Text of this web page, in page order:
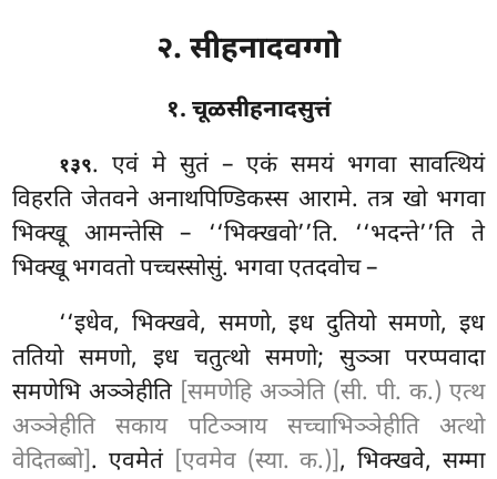
२. सीहनादवग्गो
१. चूळसीहनादसुत्तं
१३९. एवं मे सुतं – एकं समयं भगवा सावत्थियं
विहरति जेतवने अनाथपिण्डिकस्स आरामे. तत्र खो भगवा
भिक्खू आमन्तेसि – ‘‘भिक्खवो’’ति. ‘‘भदन्ते’’ति ते
भिक्खू भगवतो पच्चस्सोसुं. भगवा एतदवोच –
‘‘इधेव, भिक्खवे, समणो, इध दुतियो समणो, इध
ततियो समणो, इध चतुत्थो समणो; सुञ्ञा परप्पवादा
समणेभिअञ्ञेहीति [समणेहि अञ्ञेति (सी. पी. क.) एत्थ
अञ्ञेहीति सकाय पटिञ्ञाय सच्चाभिञ्ञेहीति अत्थो
वेदितब्बो]. एवमेतं [एवमेव (स्या. क.)], भिक्खवे, सम्मा